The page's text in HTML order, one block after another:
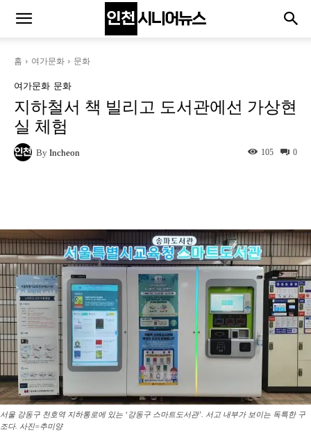
홈 여가문화 문화
여가문화 문화
지하철서 책 빌리고 도서관에선 가상현
실 체험
By Incheon 0
105
서울 강동구 천호역 지하통로에 있는 ‘강동구 스마트도서관’. 서고 내부가 보이는 독특한 구
조다. 사진=추미양